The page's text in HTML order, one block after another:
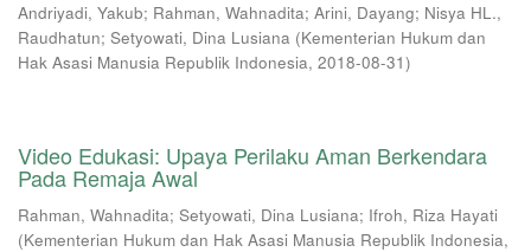
Andriyadi, Yakub; Rahman, Wahnadita; Arini, Dayang; Nisya HL.,
Raudhatun; Setyowati, Dina Lusiana (Kementerian Hukum dan
Hak Asasi Manusia Republik Indonesia, 2018-08-31)
Video Edukasi: Upaya Perilaku Aman Berkendara
Pada Remaja Awal
Rahman, Wahnadita; Setyowati, Dina Lusiana; Ifroh, Riza Hayati
(Kementerian Hukum dan Hak Asasi Manusia Republik Indonesia,